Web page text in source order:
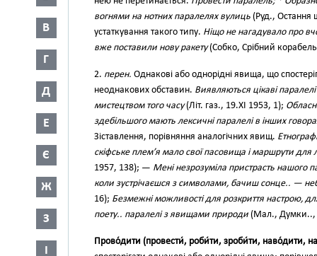
В
Г
Д
Е
Є
Ж
З
І
вогнями на нотних паралелях вулиць (Руд.,
устаткування такого типу. Ніщо не нагадувало про
вже поставили нову ракету(Собко, Срібний
2. перен. Однакові або однорідні явища, що
неоднакових обставин. Виявляються цікаві
мистецтвом того часу(Літ. газ., 19.XI 1953, 1);
здебільшого мають лексичні паралелі в інших
Зіставлення, порівняння аналогічних явищ.
скіфське плем’я мало свої пасовища і маршрути для
1957, 138); — Мені незрозуміла пристрасть нашого
коли зустрічаєшся з символами, бачиш сонце.. —
16); Безмежні можливості для розкриття настрою,
поету.. паралелі з явищами природи (Мал., Думки..,
Прово́дити (провести́, роби́ти, зроби́ти, наво́дити,